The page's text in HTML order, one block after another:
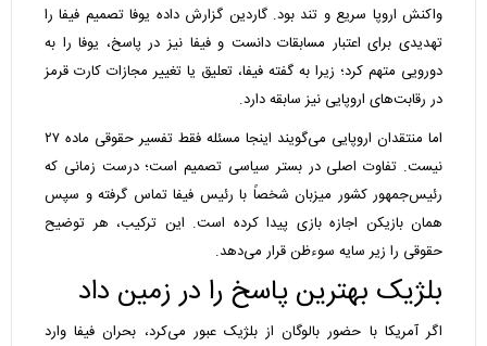
واکنش اروپا سریع و تند بود. گاردین گزارش داده یوفا تصمیم فیفا را
تهدیدی برای اعتبار مسابقات دانست و فیفا نیز در پاسخ، یوفا را به
دورویی متهم کرد؛ زیرا به گفته فیفا، تعلیق یا تغییر مجازات کارت قرمز
در رقابت‌های اروپایی نیز سابقه دارد.
اما منتقدان اروپایی می‌گویند اینجا مسئله فقط تفسیر حقوقی ماده ۲۷
نیست. تفاوت اصلی در بستر سیاسی تصمیم است؛ درست زمانی که
رئیس‌جمهور کشور میزبان شخصاً با رئیس فیفا تماس گرفته و سپس
همان بازیکن اجازه بازی پیدا کرده است. این ترکیب، هر توضیح
حقوقی را زیر سایه سوءظن قرار می‌دهد.
بلژیک بهترین پاسخ را در زمین داد
اگر آمریکا با حضور بالوگان از بلژیک عبور می‌کرد، بحران فیفا وارد